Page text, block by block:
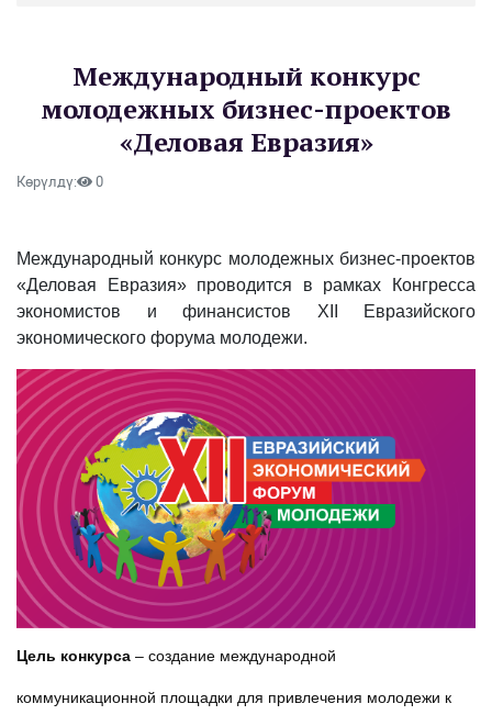
Международный конкурс
молодежных бизнес-проектов
«Деловая Евразия»
Көрүлдү: 0
Международный конкурс молодежных бизнес-проектов
«Деловая Евразия» проводится в рамках Конгресса
экономистов и финансистов XII Евразийского
экономического форума молодежи.
Цель конкурса – создание международной
коммуникационной площадки для привлечения молодежи к